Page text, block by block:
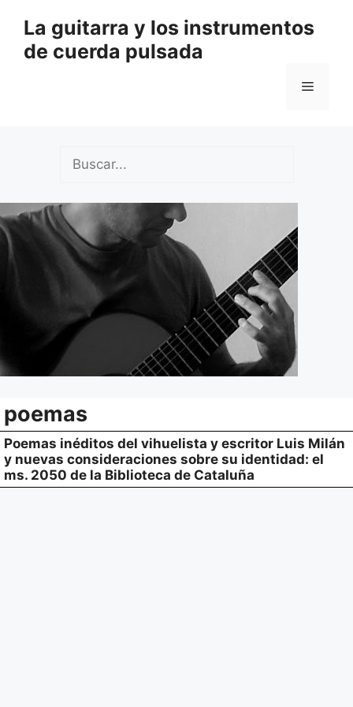
contenido
La guitarra y los instrumentos
de cuerda pulsada
Menú
poemas
Poemas inéditos del vihuelista y escritor Luis Milán
y nuevas consideraciones sobre su identidad: el
ms. 2050 de la Biblioteca de Cataluña